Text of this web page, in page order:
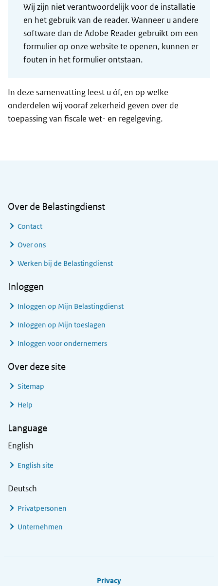
Wij zijn niet verantwoordelijk voor de installatie
en het gebruik van de reader. Wanneer u andere
software dan de Adobe Reader gebruikt om een
formulier op onze website te openen, kunnen er
fouten in het formulier ontstaan.
In deze samenvatting leest u óf, en op welke
onderdelen wij vooraf zekerheid geven over de
toepassing van fiscale wet- en regelgeving.
Over de Belastingdienst
Contact
Over ons
Werken bij de Belastingdienst
Inloggen
Inloggen op Mijn Belastingdienst
Inloggen op Mijn toeslagen
Inloggen voor ondernemers
Over deze site
Sitemap
Help
Language
English
English site
Deutsch
Privatpersonen
Unternehmen
Privacy